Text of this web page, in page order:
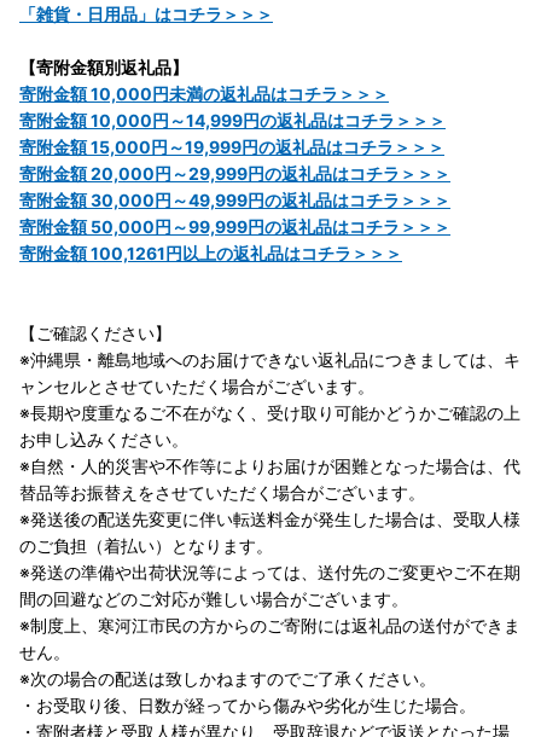
「雑貨・日用品」はコチラ＞＞＞
【寄附金額別返礼品】
寄附金額 10,000円未満の返礼品はコチラ＞＞＞
寄附金額 10,000円～14,999円の返礼品はコチラ＞＞＞
寄附金額 15,000円～19,999円の返礼品はコチラ＞＞＞
寄附金額 20,000円～29,999円の返礼品はコチラ＞＞＞
寄附金額 30,000円～49,999円の返礼品はコチラ＞＞＞
寄附金額 50,000円～99,999円の返礼品はコチラ＞＞＞
寄附金額 100,1261円以上の返礼品はコチラ＞＞＞
【ご確認ください】
※沖縄県・離島地域へのお届けできない返礼品につきましては、キ
ャンセルとさせていただく場合がございます。
※長期や度重なるご不在がなく、受け取り可能かどうかご確認の上
お申し込みください。
※自然・人的災害や不作等によりお届けが困難となった場合は、代
替品等お振替えをさせていただく場合がございます。
※発送後の配送先変更に伴い転送料金が発生した場合は、受取人様
のご負担（着払い）となります。
※発送の準備や出荷状況等によっては、送付先のご変更やご不在期
間の回避などのご対応が難しい場合がございます。
※制度上、寒河江市民の方からのご寄附には返礼品の送付ができま
せん。
※次の場合の配送は致しかねますのでご了承ください。
・お受取り後、日数が経ってから傷みや劣化が生じた場合。
・寄附者様と受取人様が異なり、受取辞退などで返送となった場